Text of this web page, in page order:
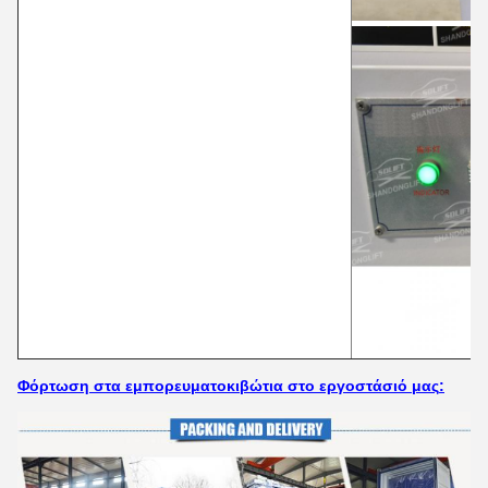
Φόρτωση στα εμπορευματοκιβώτια στο εργοστάσιό μας: